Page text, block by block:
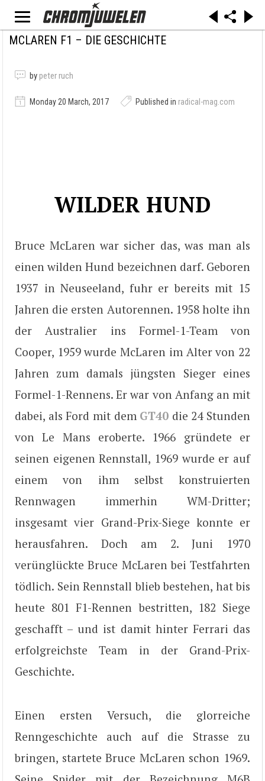
MCLAREN F1 – DIE GESCHICHTE
by peter ruch
Monday 20 March, 2017 Published in radical-mag.com
WILDER HUND
Bruce McLaren war sicher das, was man als
einen wilden Hund bezeichnen darf. Geboren
1937 in Neuseeland, fuhr er bereits mit 15
Jahren die ersten Autorennen. 1958 holte ihn
der Australier ins Formel-1-Team von
Cooper, 1959 wurde McLaren im Alter von 22
Jahren zum damals jüngsten Sieger eines
Formel-1-Rennens. Er war von Anfang an mit
dabei, als Ford mit dem GT40 die 24 Stunden
von Le Mans eroberte. 1966 gründete er
seinen eigenen Rennstall, 1969 wurde er auf
einem von ihm selbst konstruierten
Rennwagen immerhin WM-Dritter;
insgesamt vier Grand-Prix-Siege konnte er
herausfahren. Doch am 2. Juni 1970
verünglückte Bruce McLaren bei Testfahrten
tödlich. Sein Rennstall blieb bestehen, hat bis
heute 801 F1-Rennen bestritten, 182 Siege
geschafft – und ist damit hinter Ferrari das
erfolgreichste Team in der Grand-Prix-
Geschichte.
Einen ersten Versuch, die glorreiche
Renngeschichte auch auf die Strasse zu
bringen, startete Bruce McLaren schon 1969.